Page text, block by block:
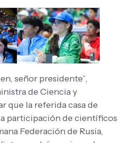
señor presidente”,
de Ciencia y
que la referida casa de
participación de científicos
Federación de Rusia,